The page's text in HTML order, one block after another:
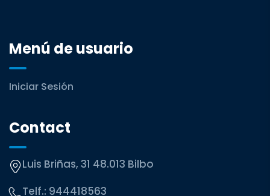
Menú de usuario
Iniciar Sesión
Contact
Luis Briñas, 31 48.013 Bilbo
Telf.: 944418563